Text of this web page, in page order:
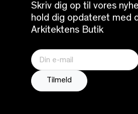
Skriv dig op til vores
hold dig opdateret med
Arkitektens Butik